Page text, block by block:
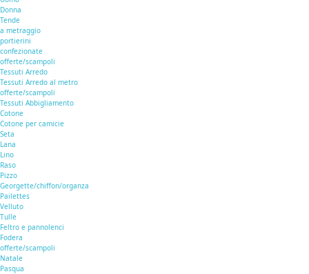
Donna
Tende
a metraggio
portierini
confezionate
offerte/scampoli
Tessuti Arredo
Tessuti Arredo al metro
offerte/scampoli
Tessuti Abbigliamento
Cotone
Cotone per camicie
Seta
Lana
Lino
Raso
Pizzo
Georgette/chiffon/organza
Pailettes
Velluto
Tulle
Feltro e pannolenci
Fodera
offerte/scampoli
Natale
Pasqua